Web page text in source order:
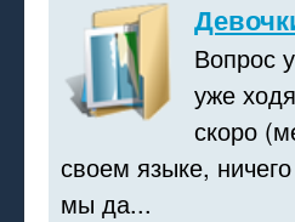
Вопрос
уже
скоро
своем языке,
мы да...